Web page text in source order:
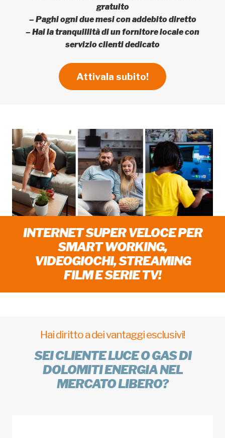
gratuito
– Paghi ogni due mesi con addebito diretto
– Hai la tranquillità di un fornitore locale con
servizio clienti dedicato
Attivala subito!
INTERNET SUPER VELOCE PER
SMART WORKING,
VIDEOGIOCHI, STREAMING
FILM E SERIE TV!
Hai diritto a dei vantaggi esclusivi!
SEI CLIENTE LUCE O GAS DI
DOLOMITI ENERGIA NEL
MERCATO LIBERO?